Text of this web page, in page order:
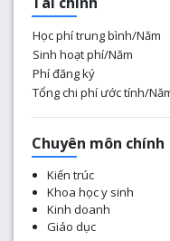
thành tích trong việc
những kỹ năng và
nghiệp đã chọn.
Học phí trung bình/Năm
Sinh hoạt phí/Năm
Phí đăng ký
Tổng chi phí ước tính/
Chuyên môn chính
​Kiến trúc
Khoa học y sinh
Kinh doanh
Giáo dục